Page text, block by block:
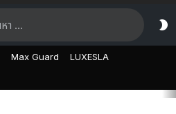
Max Guard LUXESLA